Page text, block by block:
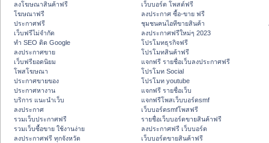
ลงโฆษณาสินค้าฟรี
โฆษณาฟรี
ประกาศฟรี
เว็บฟรีไม่จำกัด
ทำ SEO ติด Google
ลงประกาศขาย
เว็บฟรียอดนิยม
โพสโฆษณา
ประกาศขายของ
ประกาศหางาน
บริการ แนะนำเว็บ
ลงประกาศ
รวมเว็บประกาศฟรี
รวมเว็บซื้อขาย ใช้งานง่าย
ลงประกาศฟรี ทุกจังหวัด
เว็บบอร์ด โพสต์ฟรี
ลงประกาศ ซื้อ-ขาย ฟรี
ชุมชนคนไอทีขายสินค้า
ลงประกาศฟรีใหม่ๆ 2023
โปรโมทธุรกิจฟรี
โปรโมทสินค้าฟรี
แจกฟรี รายชื่อเว็บลงประกาศฟรี
โปรโมท Social
โปรโมท youtube
แจกฟรี รายชื่อเว็บ
แจกฟรีโพสเว็บบอร์ดsmf
เว็บบอร์ดsmfโพสฟรี
รายชื่อเว็บบอร์ดขายสินค้าฟรี
ลงประกาศฟรี เว็บบอร์ด
เว็บบอร์ดขายสินค้าฟรี